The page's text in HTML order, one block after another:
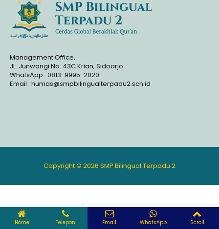
Management Office,
JL. Junwangi No. 43C Krian, Sidoarjo
WhatsApp : 0813-9995-2020
Email : humas@smpbilingualterpadu2.sch.id
Copyright © 2026 SMP Bilingual Terpadu 2
Home Telepon Email WhatsApp Scroll